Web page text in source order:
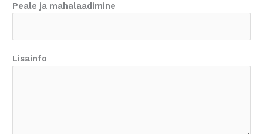
Peale ja mahalaadimine
Lisainfo